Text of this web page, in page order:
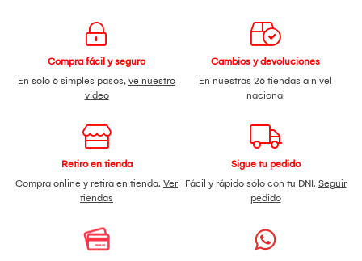
Compra fácil y seguro
En solo 6 simples pasos, ve nuestro
video
Cambios y devoluciones
En nuestras 26 tiendas a nivel
nacional
Retiro en tienda
Compra online y retira en tienda. Ver
tiendas
Sigue tu pedido
Fácil y rápido sólo con tu DNI. Seguir
pedido